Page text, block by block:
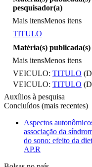
pesquisador(a)
Mais itensMenos itens
TITULO
Matéria(s)
Mais itensMenos itens
VEICULO: TITULO
VEICULO: TITULO
Auxílios à pesquisa
Concluídos (mais recentes)
Aspectos
associação da
do sono: efeito da
AP.R